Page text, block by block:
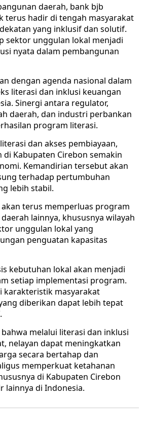
daerah, bank bjb
terus hadir di tengah masyarakat
yang inklusif dan solutif.
sektor unggulan lokal menjadi
nyata dalam pembangunan
dengan agenda nasional dalam
literasi dan inklusi keuangan
Sinergi antara regulator,
daerah, dan industri perbankan
program literasi.
dan akses pembiayaan,
di Kabupaten Cirebon semakin
Kemandirian tersebut akan
terhadap pertumbuhan
lebih stabil.
akan terus memperluas program
lainnya, khususnya wilayah
unggulan lokal yang
penguatan kapasitas
kebutuhan lokal akan menjadi
setiap implementasi program.
karakteristik masyarakat
diberikan dapat lebih tepat
melalui literasi dan inklusi
nelayan dapat meningkatkan
secara bertahap dan
memperkuat ketahanan
di Kabupaten Cirebon
lainnya di Indonesia.